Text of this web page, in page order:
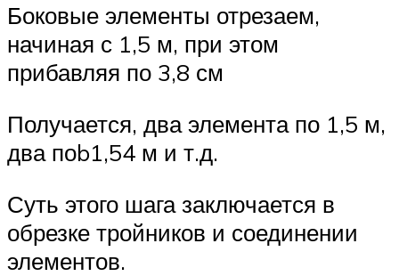
Боковые элементы отрезаем,
начиная с 1,5 м, при этом
прибавляя по 3,8 см
Получается, два элемента по 1,5 м,
два поb1,54 м и т.д.
Суть этого шага заключается в
обрезке тройников и соединении
элементов.